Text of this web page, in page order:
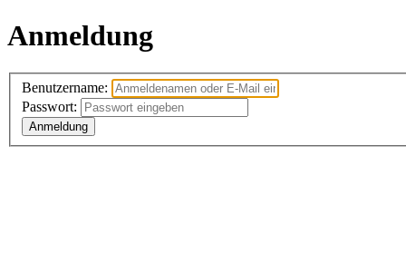
Anmeldung
Benutzername:
Passwort:
Anmeldung